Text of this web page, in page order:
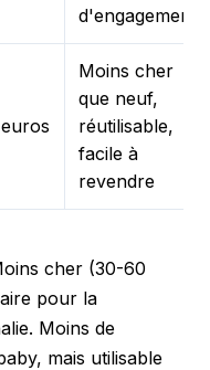
d'engagement
Moins cher
que neuf,
réutilisable,
facile à
revendre
cher (30-60
pour la
Moins de
mais utilisable